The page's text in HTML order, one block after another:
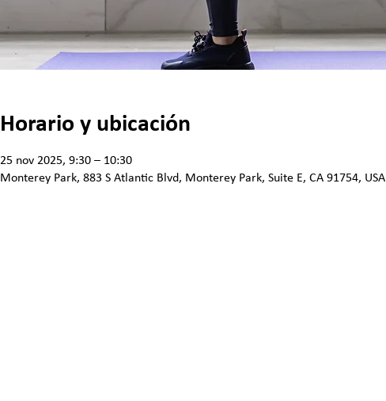
Horario y ubicación
25 nov 2025, 9:30 – 10:30
Monterey Park, 883 S Atlantic Blvd, Monterey Park, Suite E, CA 91754, USA